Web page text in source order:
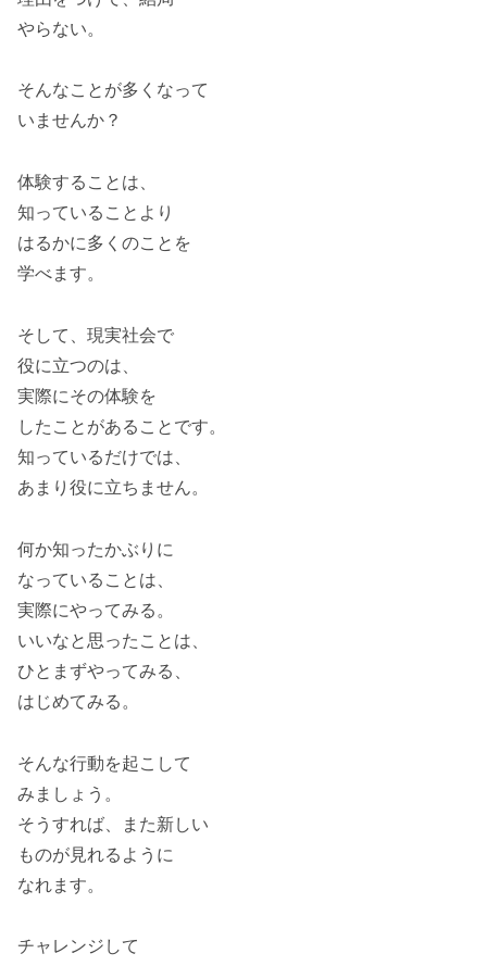
やらない。
そんなことが多くなって
いませんか？
体験することは、
知っていることより
はるかに多くのことを
学べます。
そして、現実社会で
役に立つのは、
実際にその体験を
したことがあることです。
知っているだけでは、
あまり役に立ちません。
何か知ったかぶりに
なっていることは、
実際にやってみる。
いいなと思ったことは、
ひとまずやってみる、
はじめてみる。
そんな行動を起こして
みましょう。
そうすれば、また新しい
ものが見れるように
なれます。
チャレンジして